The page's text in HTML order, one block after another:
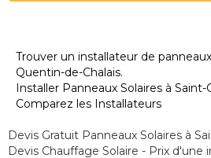
Trouver un installateur de
Quentin-de-Chalais.
Installer Panneaux Solaires à
Comparez les Installateurs
Devis Gratuit Panneaux Solaires à
Devis Chauffage Solaire - Prix d'une